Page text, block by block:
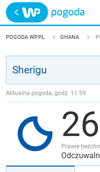
Trwa ładowanie
POLSKA
JAKOŚĆ POWIETRZA
POGODA WP.PL GHANA
Aktualna pogoda, godz. 11:59
26
Prawie